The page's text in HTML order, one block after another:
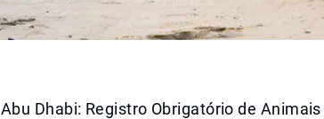
Abu Dhabi: Registro Obrigatório de